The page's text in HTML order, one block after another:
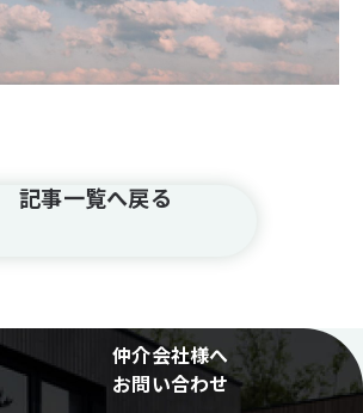
記事一覧へ戻る
仲介会社様へ
お問い合わせ